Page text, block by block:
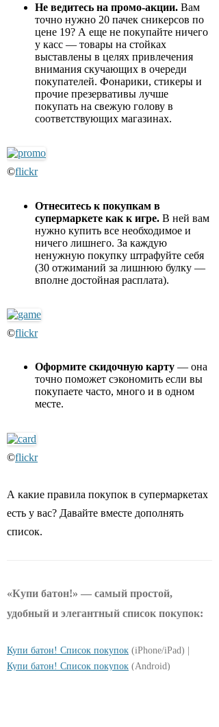
Не ведитесь на промо-акции. Вам
точно нужно 20 пачек сникерсов по
цене 19? А еще не покупайте ничего
у касс — товары на стойках
выставлены в целях привлечения
внимания скучающих в очереди
покупателей. Фонарики, стикеры и
прочие презервативы лучше
покупать на свежую голову в
соответствующих магазинах.
©flickr
Отнеситесь к покупкам в
супермаркете как к игре. В ней вам
нужно купить все необходимое и
ничего лишнего. За каждую
ненужную покупку штрафуйте себя
(30 отжиманий за лишнюю булку —
вполне достойная расплата).
©flickr
Оформите скидочную карту — она
точно поможет сэкономить если вы
покупаете часто, много и в одном
месте.
©flickr
А какие правила покупок в супермаркетах
есть у вас? Давайте вместе дополнять
список.
«Купи батон!» — самый простой,
удобный и элегантный список покупок:
Купи батон! Список покупок (iPhone/iPad) |
Купи батон! Список покупок (Android)